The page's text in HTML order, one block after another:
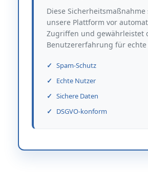
Diese
unsere Plattform vor
Zugriffen und gewährleistet
Benutzererfahrung für echte
Spam-Schutz
Echte Nutzer
Sichere Daten
DSGVO-konform